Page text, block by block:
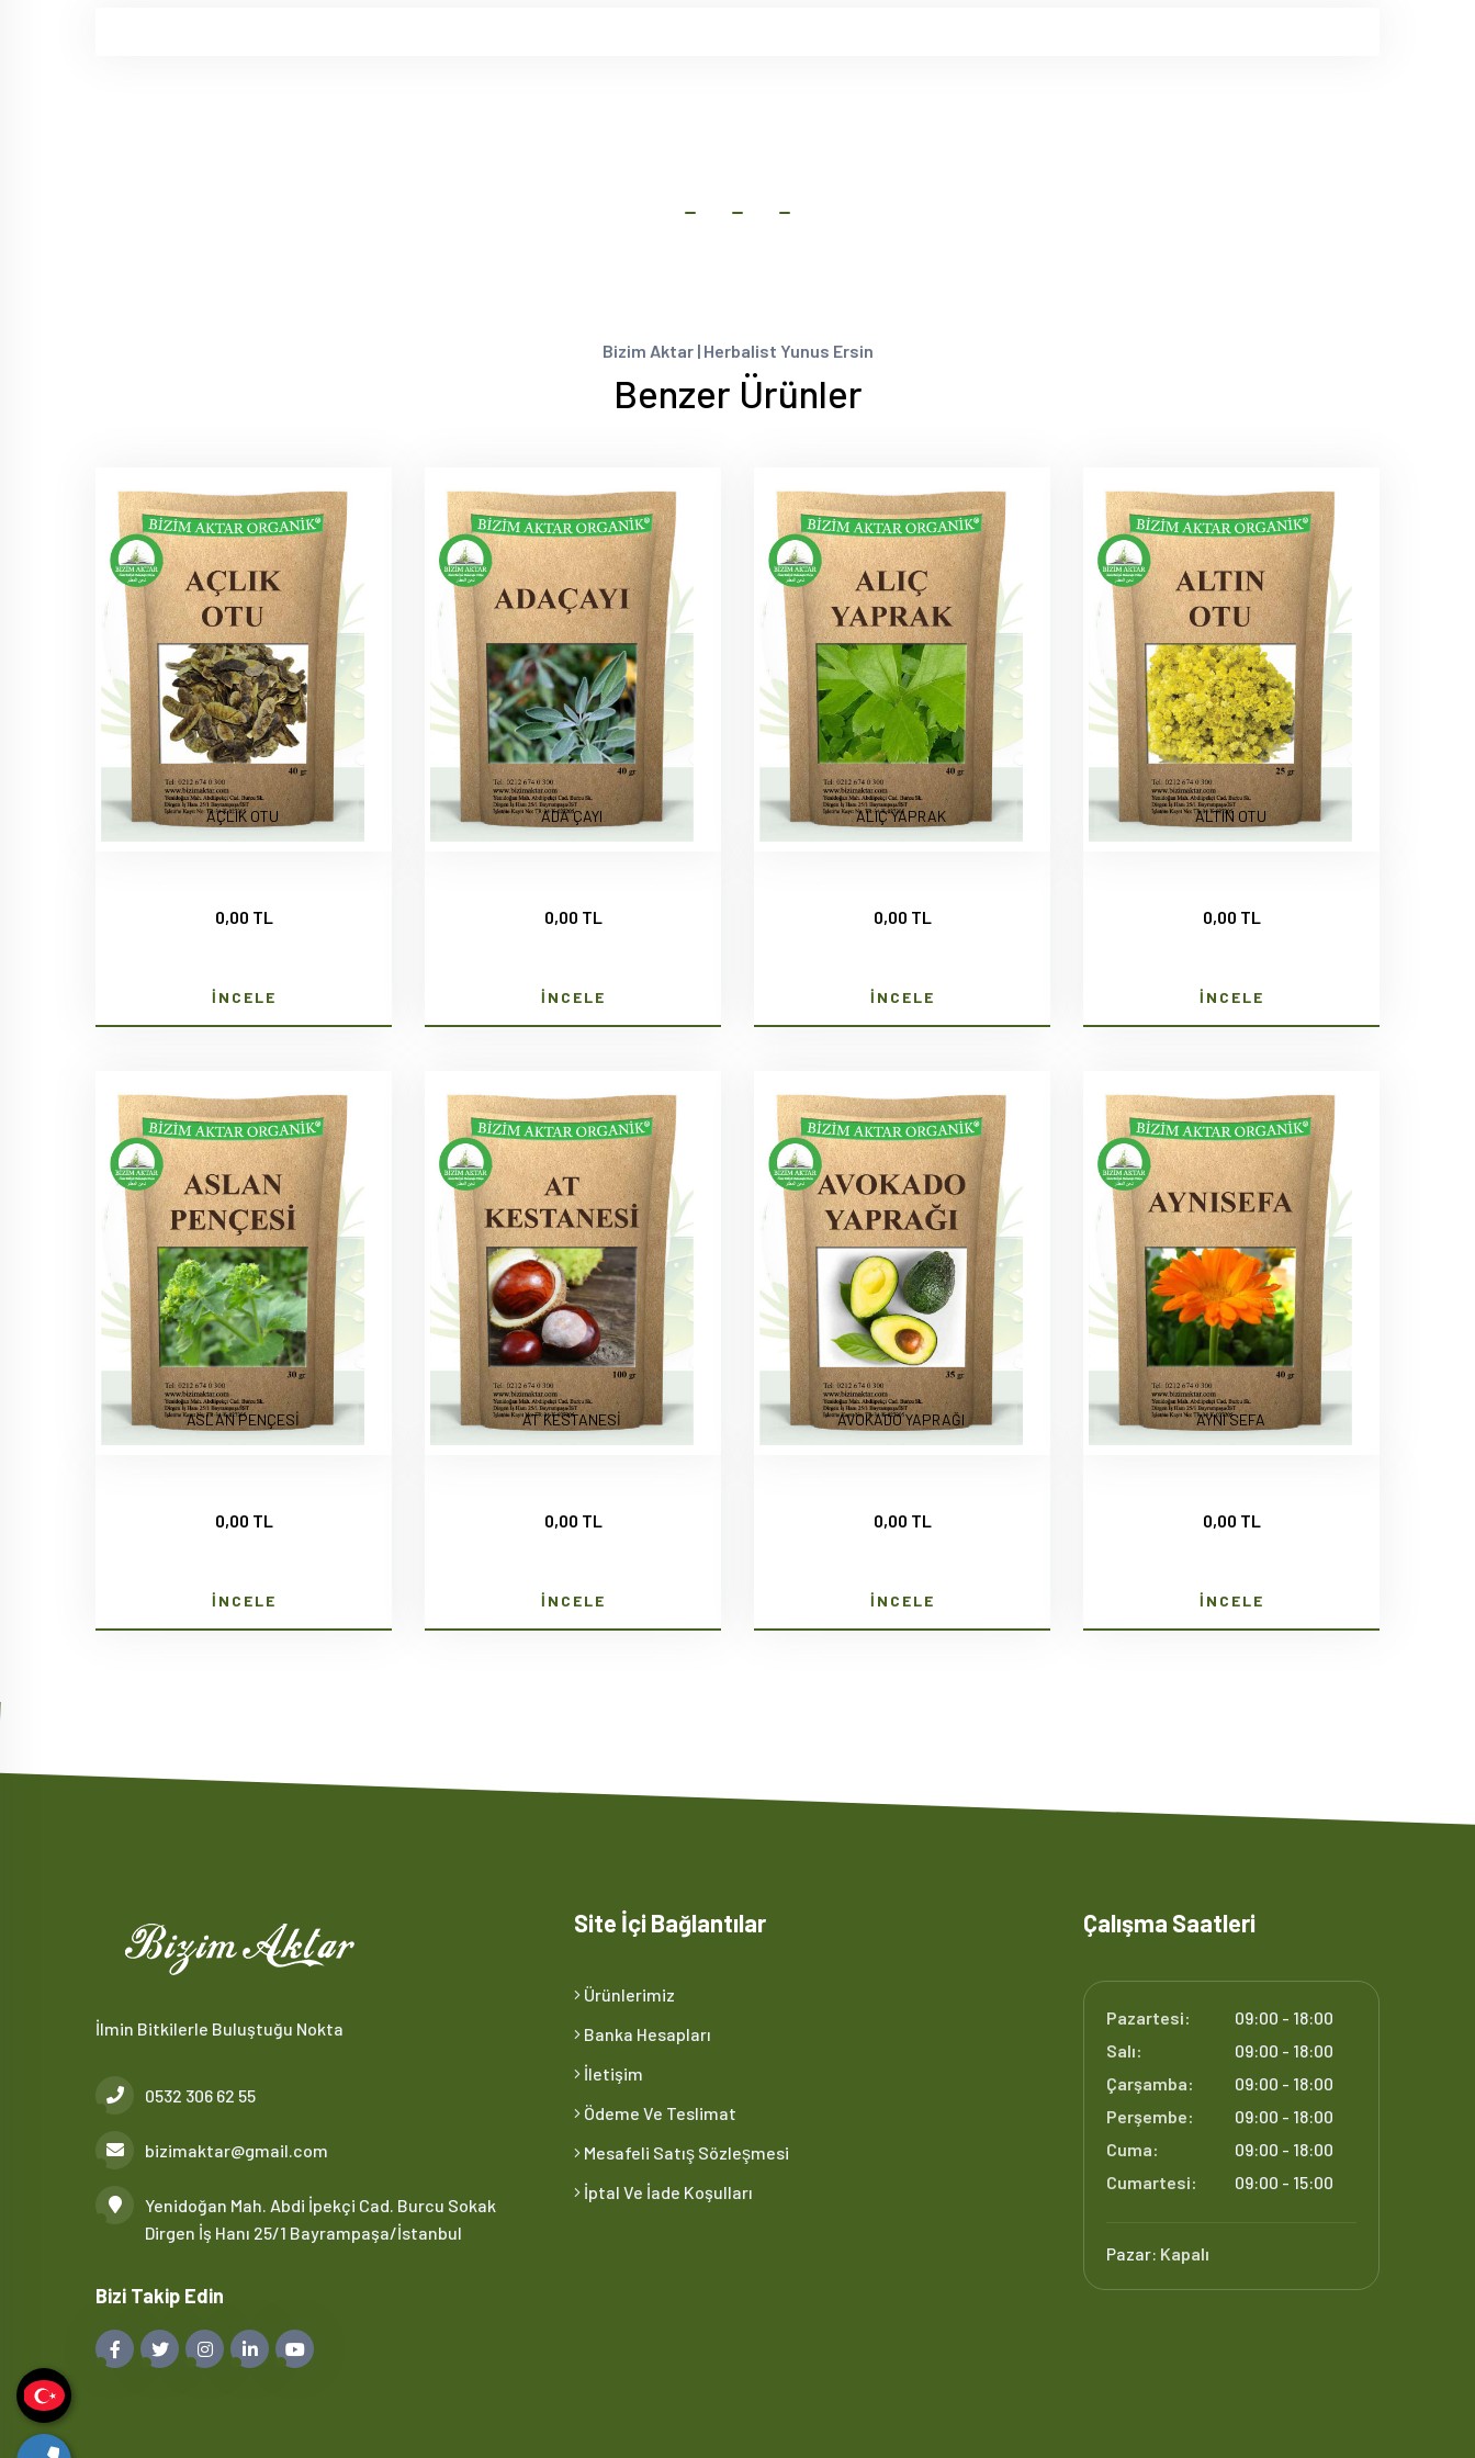
Bizim Aktar | Herbalist Yunus Ersin
Benzer Ürünler
AÇLIK OTU
0,00 TL
İNCELE
ADA ÇAYI
0,00 TL
İNCELE
ALIÇ YAPRAK
0,00 TL
İNCELE
ALTIN OTU
0,00 TL
İNCELE
ASLAN PENÇESİ
0,00 TL
İNCELE
AT KESTANESİ
0,00 TL
İNCELE
AVOKADO YAPRAĞI
0,00 TL
İNCELE
AYNI SEFA
0,00 TL
İNCELE
İlmin Bitkilerle Buluştuğu Nokta
0532 306 62 55
bizimaktar@gmail.com
Yenidoğan Mah. Abdi İpekçi Cad. Burcu Sokak
Dirgen İş Hanı 25/1 Bayrampaşa/İstanbul
Bizi Takip Edin
Site İçi Bağlantılar
Ürünlerimiz
Banka Hesapları
İletişim
Ödeme Ve Teslimat
Mesafeli Satış Sözleşmesi
İptal Ve İade Koşulları
Çalışma Saatleri
Pazartesi:
09:00 - 18:00
Salı:
09:00 - 18:00
Çarşamba:
09:00 - 18:00
Perşembe:
09:00 - 18:00
Cuma:
09:00 - 18:00
Cumartesi:
09:00 - 15:00
Pazar: Kapalı